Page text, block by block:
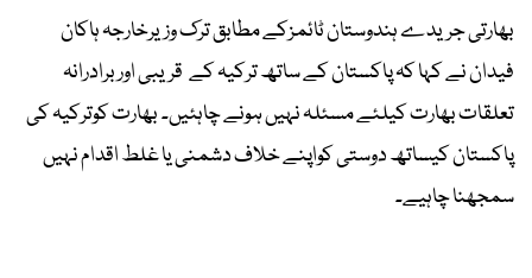
بھارتی جریدے ہندوستان ٹائمزکے مطابق ترک وزیرخارجہ ہاکان
فیدان نے کہا کہ پاکستان کے ساتھ ترکیہ کے قریبی اوربرادرانہ
تعلقات بھارت کیلئے مسئلہ نہیں ہونے چاہئیں۔ بھارت کوترکیہ کی
پاکستان کیساتھ دوستی کواپنے خلاف دشمنی یا غلط اقدام نہیں
سمجھنا چاہیے۔